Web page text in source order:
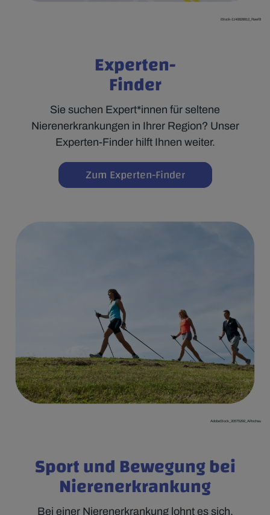
iStock-1140828812_Rawf8
Experten-
Finder
Sie suchen Expert*innen für seltene
Nierenerkrankungen in Ihrer Region? Unser
Experten-Finder hilft Ihnen weiter.
Zum Experten-Finder
AdobeStock_20575292_ARochau
Sport und Bewegung bei
Nierenerkrankung
Bei einer Nierenerkrankung lohnt es sich,